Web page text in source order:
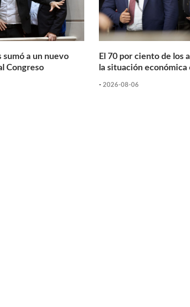
sumó a un nuevo
Congreso
El 70 por ciento de los
la situación económica
- 2026-08-06